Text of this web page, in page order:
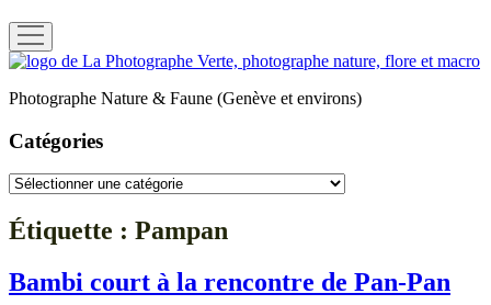
ouvrir
menu
La
Verte
Photographe Nature & Faune (Genève et environs)
Catégories
Catégories
Étiquette : Pampan
Bambi court à la rencontre de Pan-Pan